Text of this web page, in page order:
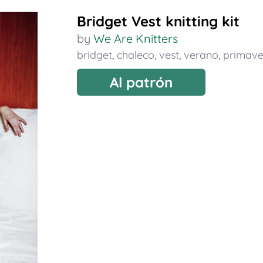
Bridget Vest knitting kit
by We Are Knitters
bridget, chaleco, vest, verano,
Al patrón